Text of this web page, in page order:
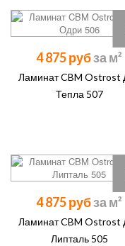
4 875 руб
Ламинат CBM Ostrost
Тепла 507
4 875 руб
Ламинат CBM Ostrost
Липталь 505